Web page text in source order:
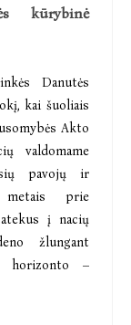
kūrybinė
Danutės
kai šuoliais
Akto
valdomame
pavojų ir
metais prie
į nacių
žlungant
horizonto –